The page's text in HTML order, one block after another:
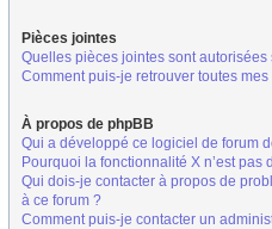
Pièces jointes
Quelles pièces jointes sont autorisées
Comment puis-je retrouver toutes
À propos de phpBB
Qui a développé ce logiciel de forum
Pourquoi la fonctionnalité X n’est pas
Qui dois-je contacter à propos de
à ce forum ?
Comment puis-je contacter un